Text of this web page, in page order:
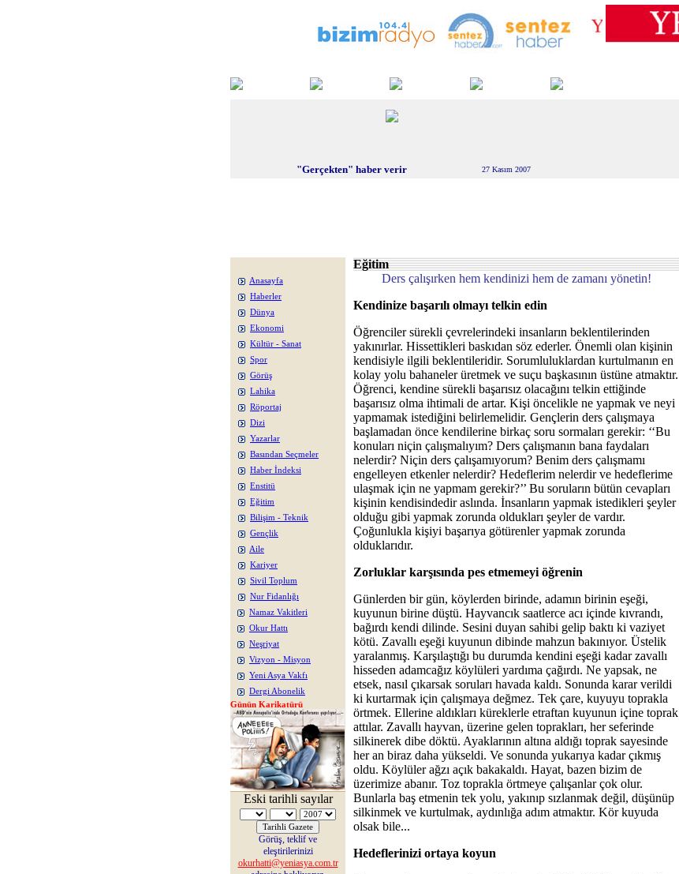
"Gerçekten" haber verir 27 Kasım 2007
Anasayfa
Haberler
Dünya
Ekonomi
Kültür - Sanat
Spor
Görüş
Lahika
Röportaj
Dizi
Yazarlar
Basından Seçmeler
Haber İndeksi
Enstitü
Eğitim
Bilişim - Teknik
Gençlik
Aile
Kariyer
Sivil Toplum
Nur Fidanlığı
Namaz Vakitleri
Okur Hattı
Neşriyat
Vizyon - Misyon
Yeni Asya Vakfı
Dergi Abonelik
Günün Karikatürü
Eski tarihli sayılar
Görüş, teklif ve
eleştirilerinizi
okurhatti@yeniasya.com.tr
Eğitim
Ders çalışırken hem kendinizi hem de zamanı yönetin!
Kendinize başarılı olmayı telkin edin
Öğrenciler sürekli çevrelerindeki insanların beklentilerinden
yakınırlar. Hissettikleri baskıdan söz ederler. Önemli olan kişinin
kendisiyle ilgili beklentileridir. Sorumluluklardan kurtulmanın en
kolay yolu bahaneler üretmek ve suçu başkasının üstüne atmaktır.
Öğrenci, kendine sürekli başarısız olacağını telkin ettiğinde
başarısız olma ihtimali de artar. Kişi öncelikle ne yapmak ve neyi
yapmamak istediğini belirlemelidir. Gençlerin ders çalışmaya
başlamadan önce kendilerine birkaç soru sormaları gerekir: ‘‘Bu
konuları niçin çalışmalıyım? Ders çalışmanın bana faydaları
nelerdir? Niçin ders çalışamıyorum? Benim ders çalışmamı
engelleyen etkenler nelerdir? Hedeflerim nelerdir ve hedeflerime
ulaşmak için ne yapmam gerekir?’’ Bu soruların bütün cevapları
kişinin kendisindedir aslında. İnsanların yapmak istedikleri şeyler
olduğu gibi yapmak zorunda oldukları şeyler de vardır.
Çoğunlukla kişiyi başarıya götürenler yapmak zorunda
olduklarıdır.
Zorluklar karşısında pes etmemeyi öğrenin
Günlerden bir gün, köylerden birinde, adamın birinin eşeği,
kuyunun birine düştü. Hayvancık saatlerce acı içinde kıvrandı,
bağırdı kendi dilinde. Sesini duyan sahibi gelip baktı ki vaziyet
kötü. Zavallı eşeği kuyunun dibinde mahzun bakınıyor. Üstelik
yaralanmış. Karşılaştığı bu durumda kendini eşeği kadar zavallı
hisseden adamcağız köylüleri yardıma çağırdı. Ne yapsak, ne
etsek, nasıl çıkarsak soruları havada kaldı. Sonunda karar verildi
ki kurtarmak için çalışmaya değmez. Tek çare, kuyuyu toprakla
örtmek. Ellerine aldıkları küreklerle etraftan kuyunun içine toprak
attılar. Zavallı hayvan, üzerine gelen toprakları, her seferinde
silkinerek dibe döktü. Ayaklarının altına aldığı toprak sayesinde
her an biraz daha yükseldi. Ve sonunda yukarıya kadar çıkmış
oldu. Köylüler ağzı açık bakakaldı. Hayat, bazen bizim de
üzerimize abanır. Toz toprakla örtmeye çalışanlar çok olur.
Bunlarla baş etmenin tek yolu, yakınıp sızlanmak değil, düşünüp
silkinmek ve kurtulmak, aydınlığa adım atmaktır. Kör kuyuda
olsak bile...
Hedeflerinizi ortaya koyun